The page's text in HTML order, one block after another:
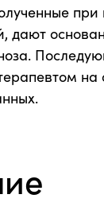
дают
на